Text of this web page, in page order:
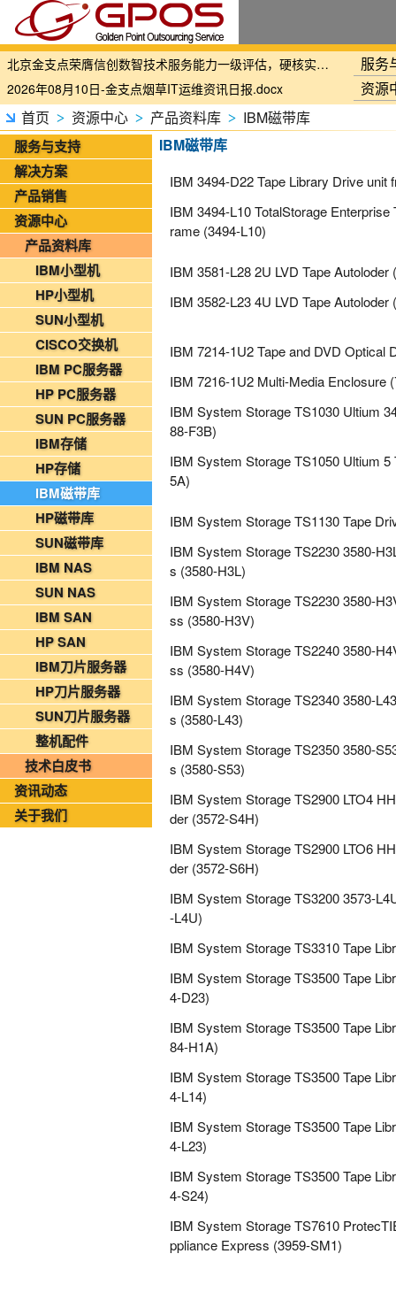
国家铁路局关于印发《“十四五”铁路科技创新规划》的通知
北京金支点荣膺信创数智技术服务能力一级评估，硬核实力护航产业数字化转型
2026年08月10日-金支点烟草IT运维资讯日报.docx
2026年08月09日-金支点IT运维资讯日报
2026年08月09日-金支点烟草IT运维资讯日报
2026年08月09日-金支点铁路智慧运维资讯日报
2026年08月08日-金支点IT运维资讯日报
2026年08月08日-金支点铁路智慧运维资讯日报
2026年08月08日-金支点烟草IT运维资讯日报
2026年08月07日-IT运维资讯日报
2026年08月07日-铁路智慧运维资讯日报
2026年08月07日-烟草IT运维资讯日报
2026年08月06日-IT运维资讯日报
2026年08月06日-铁路智慧运维资讯日报
2026年08月06日-烟草IT运维资讯日报
2026年08月05日-金支点IT运维资讯日报
国家铁路局关于印发《“十四五”铁路科技创新规划》的通知
北京金支点荣膺信创数智技术服务能力一级评估，硬核实力护航产业数字化转型
2026年08月10日-金支点烟草IT运维资讯日报.docx
2026年08月09日-金支点IT运维资讯日报
2026年08月09日-金支点烟草IT运维资讯日报
2026年08月09日-金支点铁路智慧运维资讯日报
2026年08月08日-金支点IT运维资讯日报
2026年08月08日-金支点铁路智慧运维资讯日报
2026年08月08日-金支点烟草IT运维资讯日报
2026年08月07日-IT运维资讯日报
2026年08月07日-铁路智慧运维资讯日报
2026年08月07日-烟草IT运维资讯日报
2026年08月06日-IT运维资讯日报
2026年08月06日-铁路智慧运维资讯日报
2026年08月06日-烟草IT运维资讯日报
2026年08月05日-金支点IT运维资讯日报
服务
资源
首页 > 资源中心 > 产品资料库 > IBM磁带库
服务与支持
解决方案
产品销售
资源中心
产品资料库
IBM小型机
HP小型机
SUN小型机
CISCO交换机
IBM PC服务器
HP PC服务器
SUN PC服务器
IBM存储
HP存储
IBM磁带库
HP磁带库
SUN磁带库
IBM NAS
SUN NAS
IBM SAN
HP SAN
IBM刀片服务器
HP刀片服务器
SUN刀片服务器
整机配件
技术白皮书
资讯动态
关于我们
IBM磁带库
IBM 3494-D22 Tape Library Drive unit
IBM 3494-L10 TotalStorage
rame (3494-L10)
IBM 3581-L28 2U LVD Tape Autoloder
IBM 3582-L23 4U LVD Tape Autoloder
IBM 7214-1U2 Tape and DVD Optical
IBM 7216-1U2 Multi-Media Enclosure
IBM System Storage TS1030 Ultium
88-F3B)
IBM System Storage TS1050 Ultium 5
5A)
IBM System Storage TS1130 Tape
IBM System Storage TS2230 3580-
s (3580-H3L)
IBM System Storage TS2230 3580-
ss (3580-H3V)
IBM System Storage TS2240 3580-
ss (3580-H4V)
IBM System Storage TS2340 3580-
s (3580-L43)
IBM System Storage TS2350 3580-
s (3580-S53)
IBM System Storage TS2900 LTO4
der (3572-S4H)
IBM System Storage TS2900 LTO6
der (3572-S6H)
IBM System Storage TS3200 3573-
-L4U)
IBM System Storage TS3310 Tape
IBM System Storage TS3500 Tape
4-D23)
IBM System Storage TS3500 Tape
84-H1A)
IBM System Storage TS3500 Tape
4-L14)
IBM System Storage TS3500 Tape
4-L23)
IBM System Storage TS3500 Tape
4-S24)
IBM System Storage TS7610
ppliance Express (3959-SM1)